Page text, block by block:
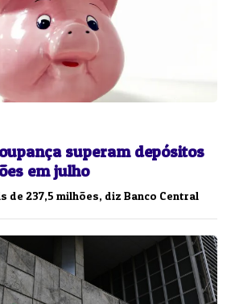
superam depósitos
em julho
de 237,5 milhões, diz Banco Central